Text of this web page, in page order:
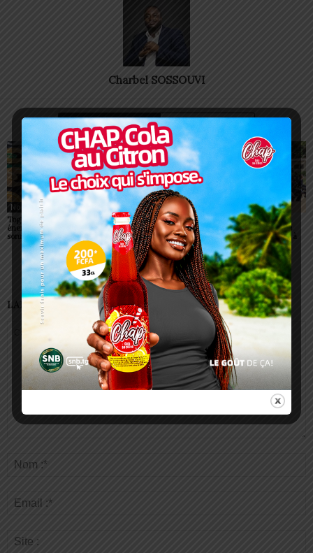
Charbel SOSSOUVI
ARTICLES CONNEXES PLUS DE L'AUTEUR
Non classé
Togo/ Boissons
énergisantes: l’État tire la
sonnette d’alarme
Non classé
Togo/ Rentrée scolaire
2026-2027: consultez la
liste officielle des écoles
autorisées
Non classé
ESSAL 2026 : les
admissibles convoqués
pour la visite médicale à
Lomé
LAISSER UN COMMENTAIRE